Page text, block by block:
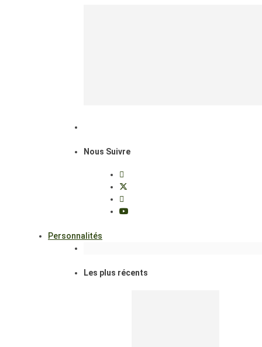
Nous Suivre
Personnalités
Les plus récents